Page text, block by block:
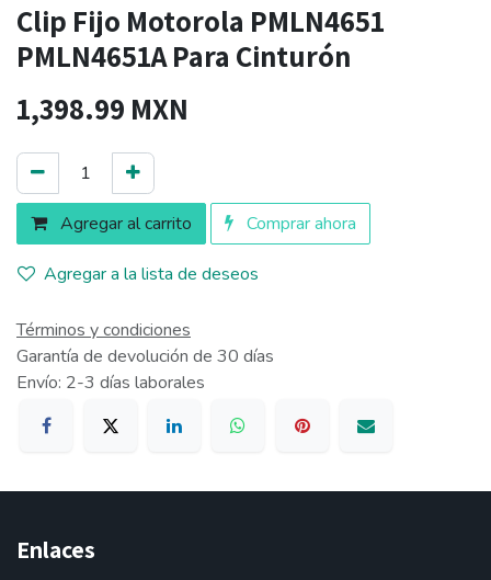
Clip Fijo Motorola PMLN4651
PMLN4651A Para Cinturón
1,398.99 MXN
Agregar al carrito Comprar ahora
Agregar a la lista de deseos
Términos y condiciones
Garantía de devolución de 30 días
Envío: 2-3 días laborales
Enlaces